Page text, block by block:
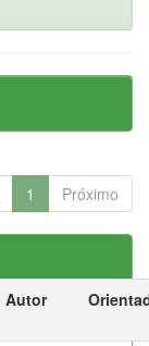
1 Próximo
Autor